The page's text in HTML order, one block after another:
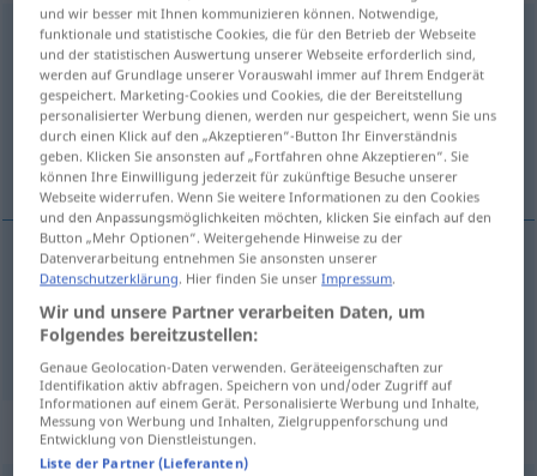
unregelmäßig
Übersicht aller Übersetzungen
(Für mehr Details die Übersetzung anklicken/antippen)
nèpravílen, nèenakoméren
nèpravílen unregelmäßig
nèenakoméren unregelmäßig
Synonyme für "unregelmäßig"
und wir besser mit Ihnen kommunizieren können. Notwendige,
funktionale und statistische Cookies, die für den Betrieb der Webseite
und der statistischen Auswertung unserer Webseite erforderlich sind,
werden auf Grundlage unserer Vorauswahl immer auf Ihrem Endgerät
gespeichert. Marketing-Cookies und Cookies, die der Bereitstellung
personalisierter Werbung dienen, werden nur gespeichert, wenn Sie uns
durch einen Klick auf den „Akzeptieren“-Button Ihr Einverständnis
geben. Klicken Sie ansonsten auf „Fortfahren ohne Akzeptieren“. Sie
können Ihre Einwilligung jederzeit für zukünftige Besuche unserer
Webseite widerrufen. Wenn Sie weitere Informationen zu den Cookies
und den Anpassungsmöglichkeiten möchten, klicken Sie einfach auf den
Button „Mehr Optionen“. Weitergehende Hinweise zu der
Datenverarbeitung entnehmen Sie ansonsten unserer
Datenschutzerklärung . Hier finden Sie unserImpressum
Wir und unsere Partner verarbeiten Daten, um
Folgendes bereitzustellen:
Genaue Geolocation-Daten verwenden. Geräteeigenschaften zur
Identifikation aktiv abfragen. Speichern von und/oder Zugriff auf
Informationen auf einem Gerät. Personalisierte Werbung und Inhalte,
Messung von Werbung und Inhalten, Zielgruppenforschung und
Entwicklung von Dienstleistungen.
Liste der Partner (Lieferanten)